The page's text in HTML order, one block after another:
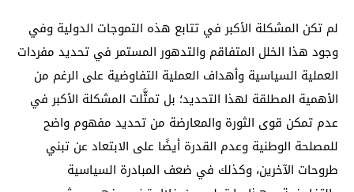
لم تكن المشكلة الأكبر في تتابع هذه التموجات الدولية وفي
وجود هذا الخلل المتفاقم والتدهور المستمر في تحديد مفردات
العملية السياسية وأهداف العملية التفاوضية على الرغم من
الأهمية المطلقة لهذا التحديد؛ بل تمثَّلت المشكلة الأكبر في
عدم تمكن قوى الثورة والمعارضة من تحديد مفهوم واضح
للمصلحة الوطنية وعدم القدرة أيضًا على الابتعاد عن تبني
طروحات الآخرين، وكذلك في ضعف المبادرة السياسية